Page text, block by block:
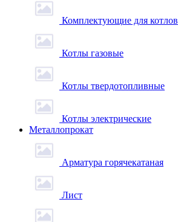
Комплектующие для котлов
Котлы газовые
Котлы твердотопливные
Котлы электрические
Металлопрокат
Арматура горячекатаная
Лист